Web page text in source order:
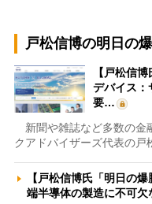
戸松信博の明日の
【戸松信
デバイス：
要…
新聞や雑誌など多数の金
クアドバイザーズ代表の戸
【戸松信博氏「明日の
端半導体の製造に不可